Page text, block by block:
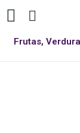
Frutas,